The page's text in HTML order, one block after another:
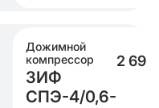
Дожимной
компрессор
ЗИФ
СПЭ-4/0,6-
2 694